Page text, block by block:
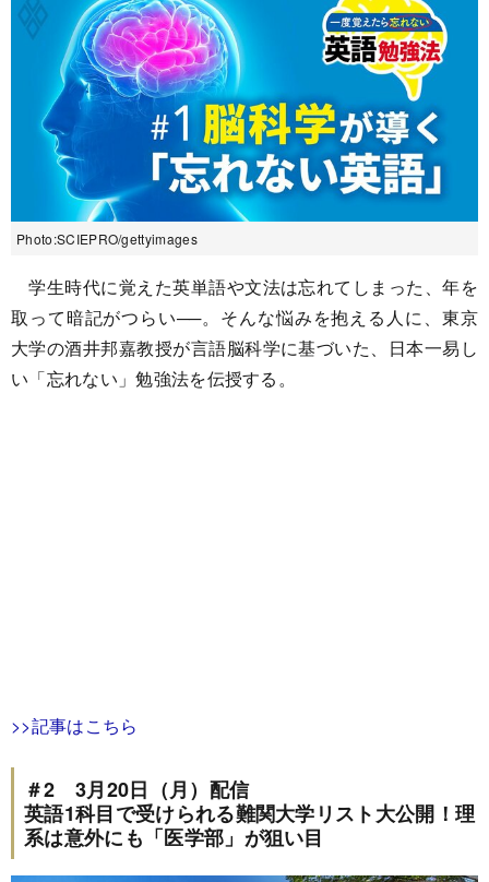
Photo:SCIEPRO/gettyimages
学生時代に覚えた英単語や文法は忘れてしまった、年を
取って暗記がつらい──。そんな悩みを抱える人に、東京
大学の酒井邦嘉教授が言語脳科学に基づいた、日本一易し
い「忘れない」勉強法を伝授する。
>>記事はこちら
＃2 3月20日（月）配信
英語1科目で受けられる難関大学リスト大公開！理
系は意外にも「医学部」が狙い目